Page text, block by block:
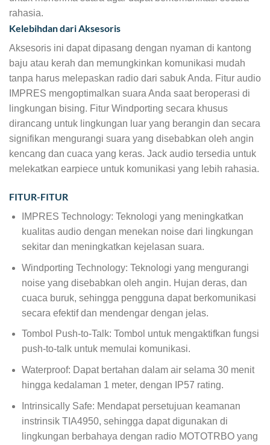
rahasia.
Kelebihdan dari Aksesoris
Aksesoris ini dapat dipasang dengan nyaman di kantong
baju atau kerah dan memungkinkan komunikasi mudah
tanpa harus melepaskan radio dari sabuk Anda. Fitur audio
IMPRES mengoptimalkan suara Anda saat beroperasi di
lingkungan bising. Fitur Windporting secara khusus
dirancang untuk lingkungan luar yang berangin dan secara
signifikan mengurangi suara yang disebabkan oleh angin
kencang dan cuaca yang keras. Jack audio tersedia untuk
melekatkan earpiece untuk komunikasi yang lebih rahasia.
FITUR-FITUR
IMPRES Technology: Teknologi yang meningkatkan
kualitas audio dengan menekan noise dari lingkungan
sekitar dan meningkatkan kejelasan suara.
Windporting Technology: Teknologi yang mengurangi
noise yang disebabkan oleh angin. Hujan deras, dan
cuaca buruk, sehingga pengguna dapat berkomunikasi
secara efektif dan mendengar dengan jelas.
Tombol Push-to-Talk: Tombol untuk mengaktifkan fungsi
push-to-talk untuk memulai komunikasi.
Waterproof: Dapat bertahan dalam air selama 30 menit
hingga kedalaman 1 meter, dengan IP57 rating.
Intrinsically Safe: Mendapat persetujuan keamanan
instrinsik TIA4950, sehingga dapat digunakan di
lingkungan berbahaya dengan radio MOTOTRBO yang